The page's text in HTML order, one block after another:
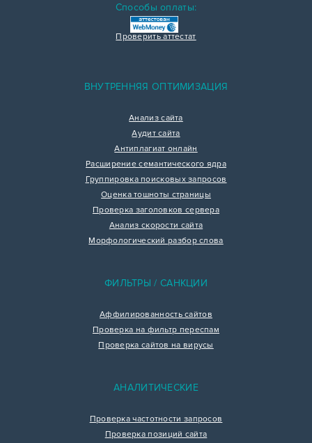
Способы оплаты:
Проверить аттестат
ВНУТРЕННЯЯ ОПТИМИЗАЦИЯ
Анализ сайта
Аудит сайта
Антиплагиат онлайн
Расширение семантического ядра
Группировка поисковых запросов
Оценка тошноты страницы
Проверка заголовков сервера
Анализ скорости сайта
Морфологический разбор слова
ФИЛЬТРЫ / САНКЦИИ
Аффилированность сайтов
Проверка на фильтр переспам
Проверка сайтов на вирусы
АНАЛИТИЧЕСКИЕ
Проверка частотности запросов
Проверка позиций сайта